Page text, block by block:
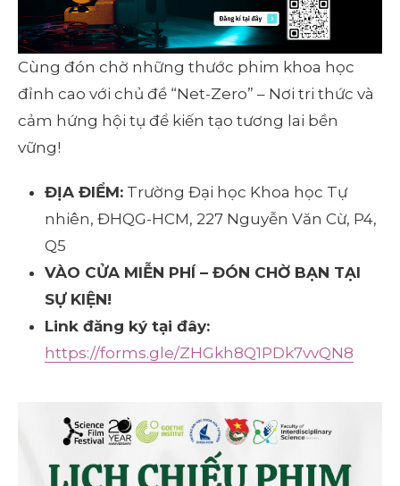
Cùng đón chờ những thước phim khoa học
đỉnh cao với chủ đề “Net-Zero” – Nơi tri thức và
cảm hứng hội tụ để kiến tạo tương lai bền
vững!
ĐỊA ĐIỂM: Trường Đại học Khoa học Tự
nhiên, ĐHQG-HCM, 227 Nguyễn Văn Cừ, P4,
Q5
VÀO CỬA MIỄN PHÍ – ĐÓN CHỜ BẠN TẠI
SỰ KIỆN!
Link đăng ký tại đây:
https://forms.gle/ZHGkh8Q1PDk7vvQN8